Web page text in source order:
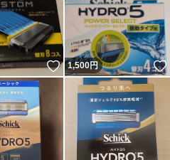
いいね！
1,500円